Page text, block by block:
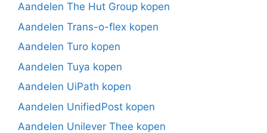
Aandelen The Hut Group kopen
Aandelen Trans-o-flex kopen
Aandelen Turo kopen
Aandelen Tuya kopen
Aandelen UiPath kopen
Aandelen UnifiedPost kopen
Aandelen Unilever Thee kopen